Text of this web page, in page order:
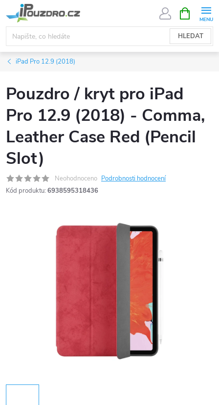
na
obsah
HLEDAT
NÁKUPNÍ
KOŠÍK
iPad Pro 12.9 (2018)
Pouzdro / kryt pro iPad
Pro 12.9 (2018) - Comma,
Leather Case Red (Pencil
Slot)
Neohodnoceno Podrobnosti hodnocení
Kód produktu: 6938595318436